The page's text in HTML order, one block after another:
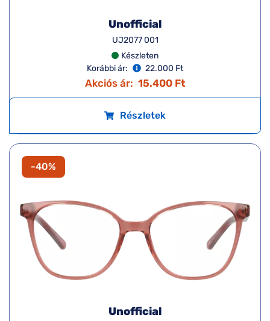
Unofficial
UJ2077 001
Készleten
Korábbi ár:
22.000 Ft
Akciós ár: 15.400 Ft
Részletek
-40%
Unofficial